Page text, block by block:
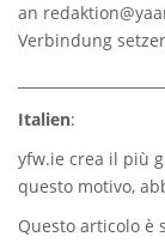
an
Verbindung
Italien:
yfw.ie crea il più
questo motivo,
Questo articolo è